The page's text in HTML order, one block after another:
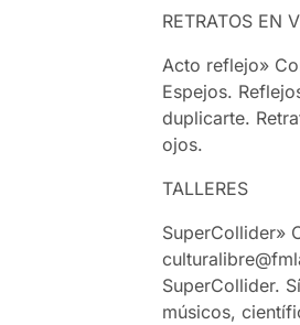
RETRATOS EN
Acto reflejo»
Espejos.
duplicarte.
ojos.
TALLERES
SuperCollider»
SuperCollider.
músicos,